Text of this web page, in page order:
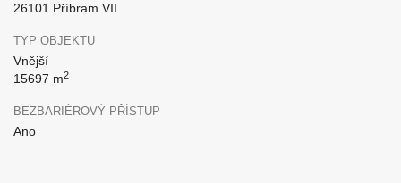
26101 Příbram VII
TYP OBJEKTU
Vnější
15697 m2
BEZBARIÉROVÝ PŘÍSTUP
Ano